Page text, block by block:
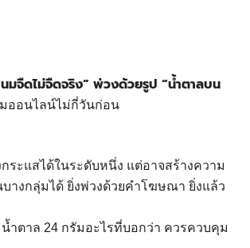
มจืดไม่จืดจริง” พ่วงด้วยรูป “น้ำตาลบน
ออนไลน์ไม่กี่วันก่อน
ระแสได้ในระดับหนึ่ง แต่อาจสร้างความ
บางกลุ่มได้ ยิ่งพ่วงด้วยคำโฆษณา ยิ่งแล้ว
ำตาล 24 กรัมอะไรที่บอกว่า ควรควบคุม